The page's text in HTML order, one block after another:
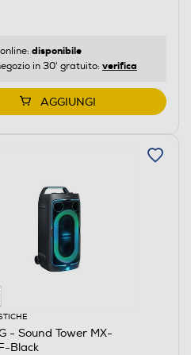
disponibile
in 30' gratuito: verifica
AGGIUNGI
- Sound Tower MX-
Black